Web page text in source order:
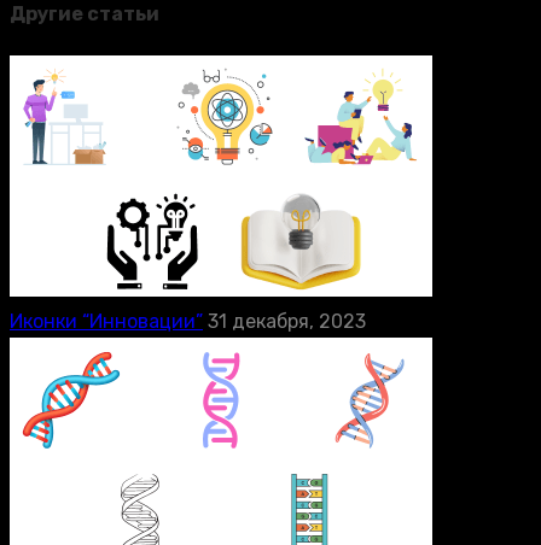
Другие статьи
Иконки “Инновации” 31 декабря, 2023